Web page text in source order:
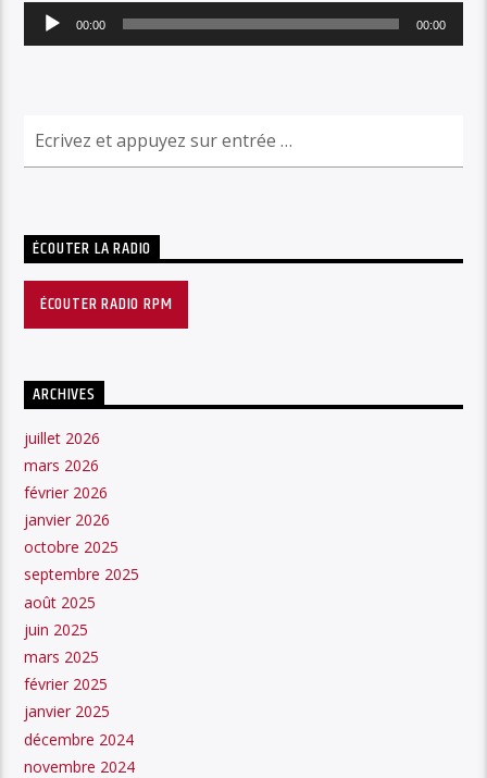
Lecteur
audio
00:00 00:00
ÉCOUTER LA RADIO
ÉCOUTER RADIO RPM
ARCHIVES
juillet 2026
mars 2026
février 2026
janvier 2026
octobre 2025
septembre 2025
août 2025
juin 2025
mars 2025
février 2025
janvier 2025
décembre 2024
novembre 2024